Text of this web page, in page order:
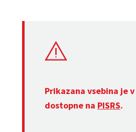
Prikazana vsebina je
dostopne na PISRS.